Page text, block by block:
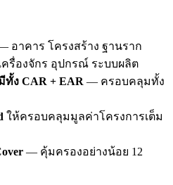
อาคาร โครงสร้าง ฐานราก
รื่องจักร อุปกรณ์ ระบบผลิต
ทั้ง CAR + EAR — ครอบคลุมทั้ง
ให้ครอบคลุมมูลค่าโครงการเต็ม
— คุ้มครองอย่างน้อย 12